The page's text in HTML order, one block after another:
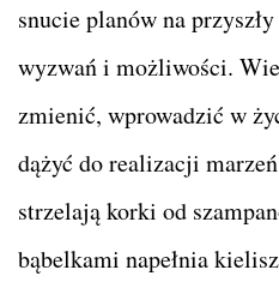
snucie planów na
wyzwań i możliwości.
zmienić, wprowadzić w
dążyć do realizacji
strzelają korki od
bąbelkami napełnia